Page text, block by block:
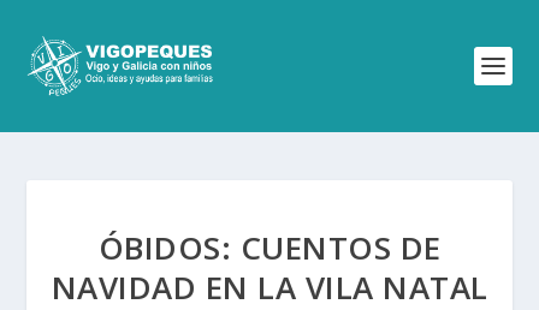
ÓBIDOS: CUENTOS DE
NAVIDAD EN LA VILA NATAL